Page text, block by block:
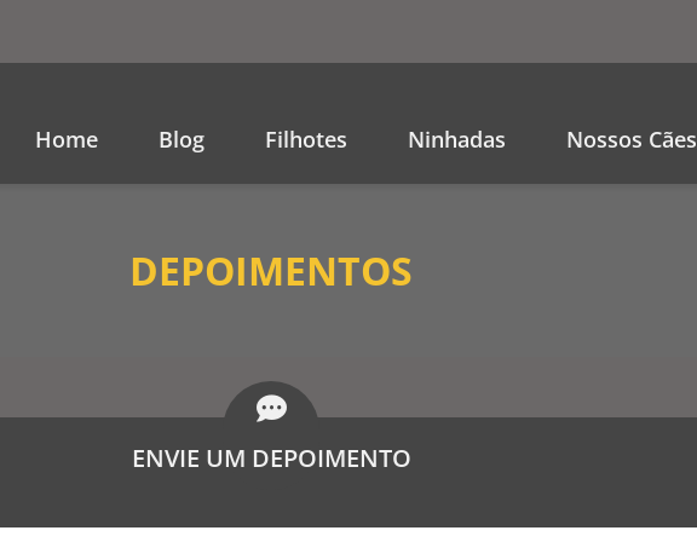
Home Blog Filhotes Ninhadas Nossos Cães
DEPOIMENTOS
ENVIE UM DEPOIMENTO